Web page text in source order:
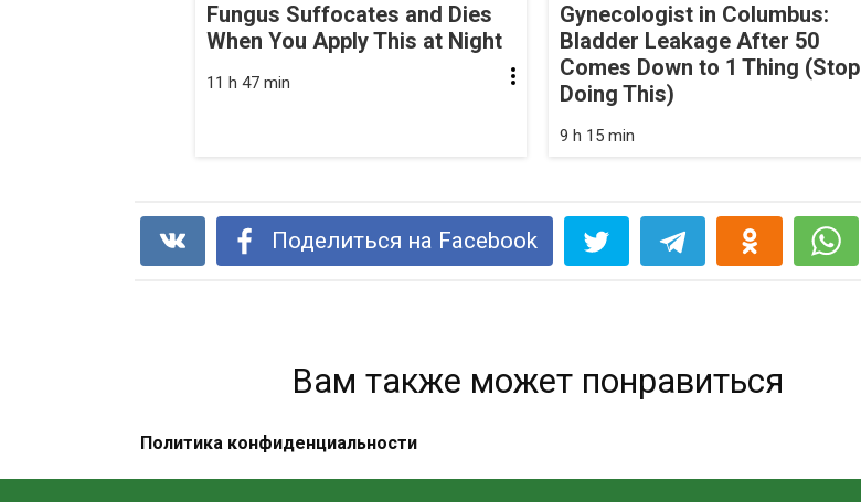
Fungus Suffocates and Dies
When You Apply This at Night
11 h 47 min
Gynecologist in Columbus:
Bladder Leakage After 50
Comes Down to 1 Thing (Stop
Doing This)
9 h 15 min
Поделиться на Facebook
Вам также может понравиться
Политика конфиденциальности